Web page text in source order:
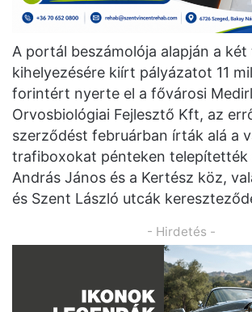
A portál beszámolója alapján a
kihelyezésére kiírt pályázatot 11
forintért nyerte el a fővárosi
Orvosbiológiai Fejlesztő Kft, az
szerződést februárban írták alá a
trafiboxokat pénteken telepítették
András János és a Kertész köz,
és Szent László utcák
- Hirdetés -